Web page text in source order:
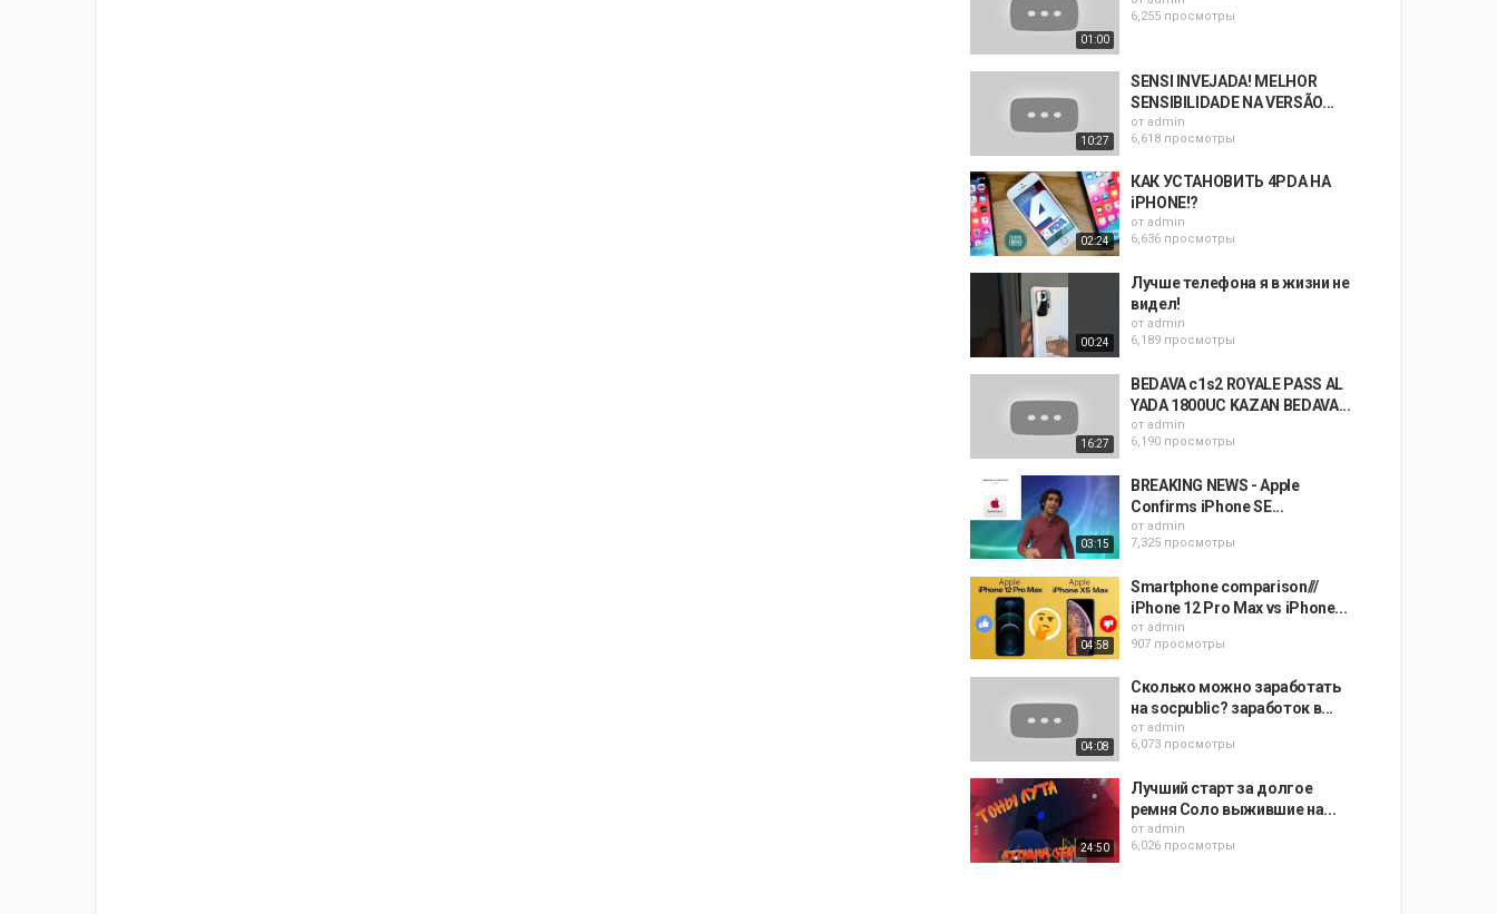
01:00
6,255 просмотры
10:27
SENSI INVEJADA! MELHOR
SENSIBILIDADE NA VERSÃO...
от admin
6,618 просмотры
02:24
КАК УСТАНОВИТЬ 4PDA НА
iPHONE!?
от admin
6,636 просмотры
00:24
Лучше телефона я в жизни не
видел!
от admin
6,189 просмотры
16:27
BEDAVA c1s2 ROYALE PASS AL
YADA 1800UC KAZAN BEDAVA...
от admin
6,190 просмотры
03:15
BREAKING NEWS - Apple
Confirms iPhone SE...
от admin
7,325 просмотры
04:58
Smartphone comparison///
iPhone 12 Pro Max vs iPhone...
от admin
907 просмотры
04:08
Сколько можно заработать
на socpublic? заработок в...
от admin
6,073 просмотры
24:50
Лучший старт за долгое
ремня Соло выжившие на...
от admin
6,026 просмотры